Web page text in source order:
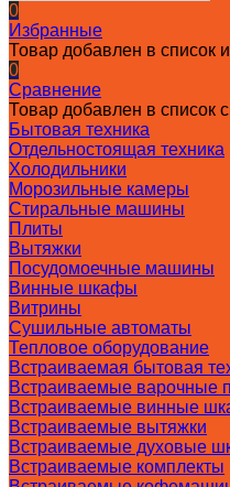
0
Избранные
Товар добавлен в список
0
Сравнение
Товар добавлен в список
Бытовая техника
Отдельностоящая техника
Холодильники
Морозильные камеры
Стиральные машины
Плиты
Вытяжки
Посудомоечные машины
Винные шкафы
Витрины
Сушильные автоматы
Тепловое оборудование
Встраиваемая бытовая
Встраиваемые варочные
Встраиваемые винные
Встраиваемые вытяжки
Встраиваемые духовые
Встраиваемые комплекты